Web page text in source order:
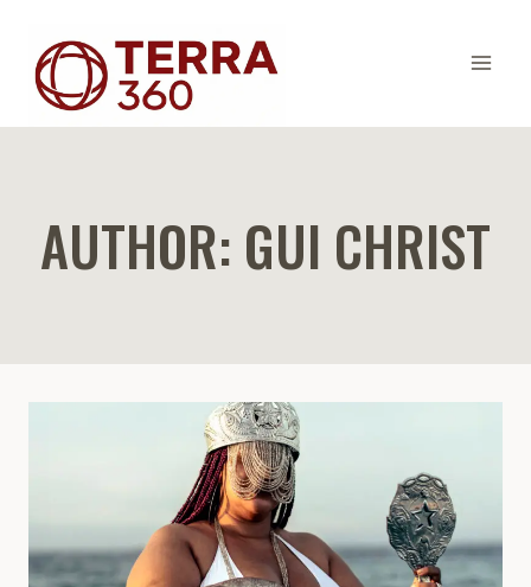
content
AUTHOR: GUI CHRIST